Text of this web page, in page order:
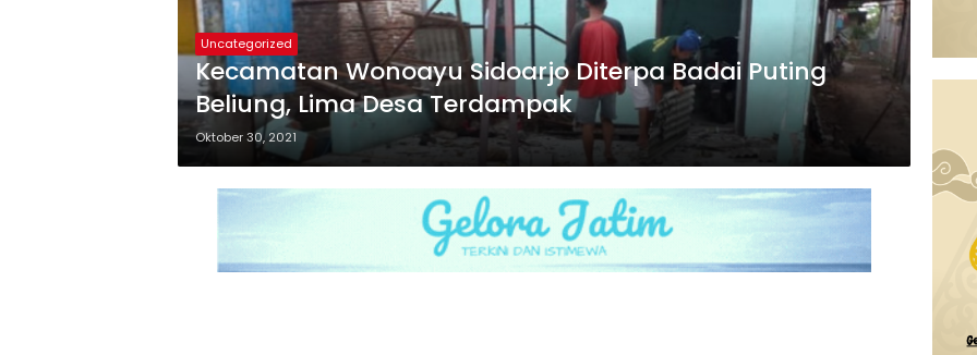
Uncategorized
Kecamatan Wonoayu Sidoarjo Diterpa Badai Puting
Beliung, Lima Desa Terdampak
Oktober 30, 2021